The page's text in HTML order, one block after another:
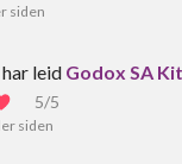
siden
har leid Godox SA
5/5
siden